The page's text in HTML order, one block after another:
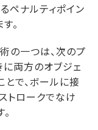
ペナルティポイン
。
の一つは、次のプ
に両方のオブジェ
で、ボールに接
トロークでなけ